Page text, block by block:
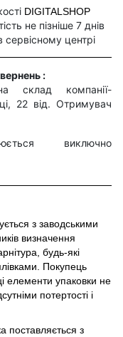
DIGITALSHOP
не пізніше 7 днів
центрі
:
склад компанії-
22 від. Отримувач
виключно
з заводськими
визначення
будь-які
Покупець
елементи упаковки не
потертості і
поставляється з